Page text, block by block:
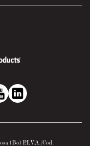
(Bo) P.I.V.A./Cod.